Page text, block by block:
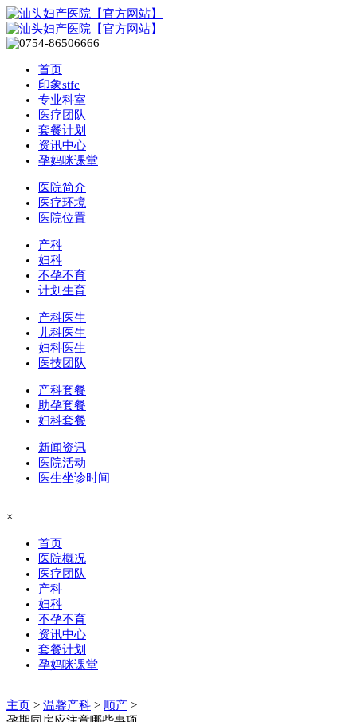
首页
印象stfc
专业科室
医疗团队
套餐计划
资讯中心
孕妈咪课堂
医院简介
医疗环境
医院位置
产科
妇科
不孕不育
计划生育
产科医生
儿科医生
妇科医生
医技团队
产科套餐
助孕套餐
妇科套餐
新闻资讯
医院活动
医生坐诊时间
×
首页
医院概况
医疗团队
产科
妇科
不孕不育
资讯中心
套餐计划
孕妈咪课堂
主页 > 温馨产科 > 顺产 >